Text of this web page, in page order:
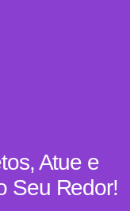
Atue e
Seu Redor!